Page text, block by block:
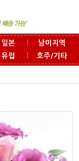
일본
남미지역
유럽 호주/기타